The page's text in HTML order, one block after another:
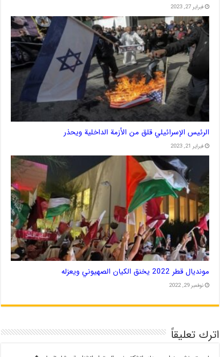
فبراير 27, 2023
الرئيس الإسرائيلي قلق من الأزمة الداخلية ويحذر
فبراير 21, 2023
مونديال قطر 2022 يخنق الكيان الصهيوني ويعزله
نوفمبر 29, 2022
اترك تعليقاً